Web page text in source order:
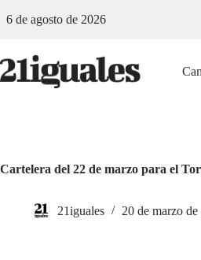
al6 de agosto de 2026
Cartelera del 22 de marzo para el
21iguales 20 de marzo